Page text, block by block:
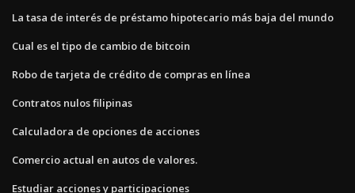
La tasa de interés de préstamo hipotecario más baja del mundo
Cual es el tipo de cambio de bitcoin
Robo de tarjeta de crédito de compras en línea
Contratos nulos filipinas
Calculadora de opciones de acciones
Comercio actual en autos de valores.
Estudiar acciones y participaciones